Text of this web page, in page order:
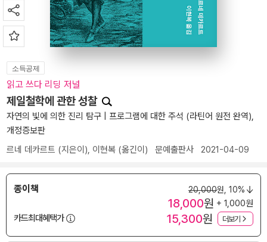
소득공제
읽고 쓰다 리딩 저널
제일철학에 관한 성찰
자연의 빛에 의한 진리 탐구 | 프로그램에 대한 주석 (라틴어 원전 완역),
개정증보판
르네 데카르트 (지은이), 이현복 (옮긴이) 문예출판사 2021-04-09
종이책 20,000원, 10%
18,000원 + 1,000원
카드최대혜택가
15,300원 더보기